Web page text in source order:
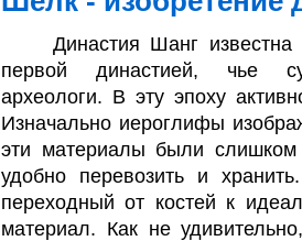
Династия Шанг известна
первой династией, чье
археологи. В эту эпоху
Изначально иероглифы
эти материалы были
удобно перевозить и
переходный от костей к
материал. Как не